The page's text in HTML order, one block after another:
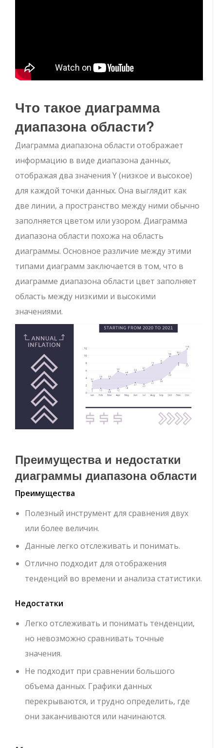
Что такое диаграмма
диапазона области?
Диаграмма диапазона области отображает
информацию в виде диапазона данных,
отображая два значения Y (низкое и высокое)
для каждой точки данных. Она выглядит как
две линии, а пространство между ними обычно
заполняется цветом или узором. Диаграмма
диапазона области похожа на область
диаграммы. Основное различие между этими
типами диаграмм заключается в том, что в
диаграмме диапазона области цвет заполняет
область между низкими и высокими
значениями.
Преимущества и недостатки
диаграммы диапазона области
Преимущества
Полезный инструмент для сравнения двух
или более величин.
Данные легко отслеживать и понимать.
Отлично подходит для отображения
тенденций во времени и анализа статистики.
Недостатки
Легко отслеживать и понимать тенденции,
но невозможно сравнивать точные
значения.
Не подходит при сравнении большого
объема данных. Графики данных
перекрываются, и трудно определить, где
они заканчиваются или начинаются.